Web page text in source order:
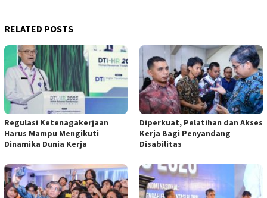
RELATED POSTS
Regulasi Ketenagakerjaan
Harus Mampu Mengikuti
Dinamika Dunia Kerja
Diperkuat, Pelatihan dan Akses
Kerja Bagi Penyandang
Disabilitas